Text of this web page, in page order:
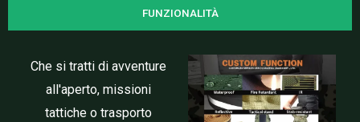
FUNZIONALITÀ
Che si tratti di avventure
all'aperto, missioni
tattiche o trasporto